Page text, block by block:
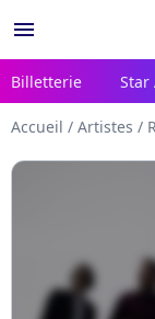
menu
Billetterie Star
Accueil / Artistes /